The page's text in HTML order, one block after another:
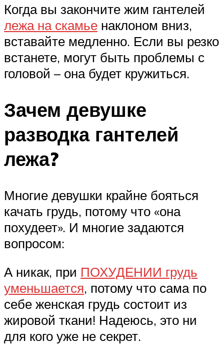
Когда вы закончите жим гантелей
лежа на скамье наклоном вниз,
вставайте медленно. Если вы резко
встанете, могут быть проблемы с
головой – она будет кружиться.
Зачем девушке
разводка гантелей
лежа?
Многие девушки крайне бояться
качать грудь, потому что «она
похудеет». И многие задаются
вопросом:
А никак, при ПОХУДЕНИИ грудь
уменьшается, потому что сама по
себе женская грудь состоит из
жировой ткани! Надеюсь, это ни
для кого уже не секрет.